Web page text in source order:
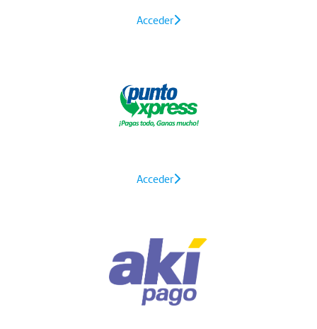
Acceder
Acceder